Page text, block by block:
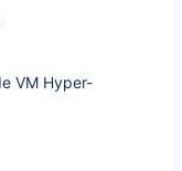
VM Hyper-